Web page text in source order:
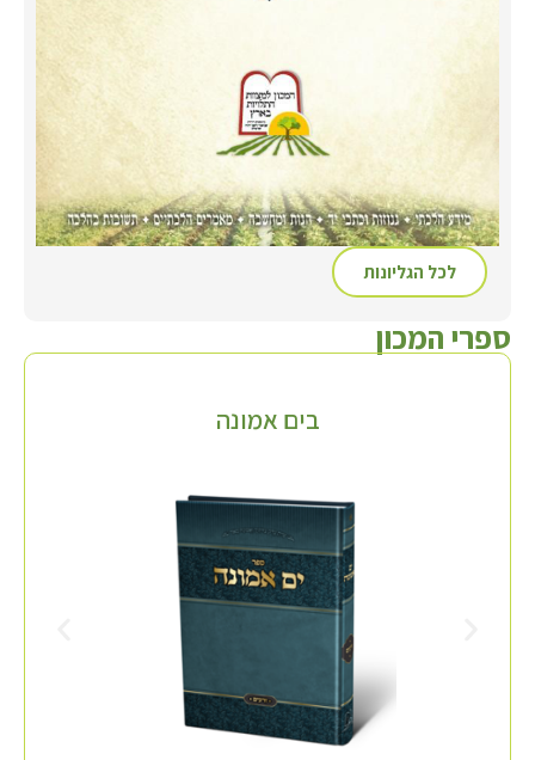
לכל הגליונות
ספרי המכון
בים אמונה